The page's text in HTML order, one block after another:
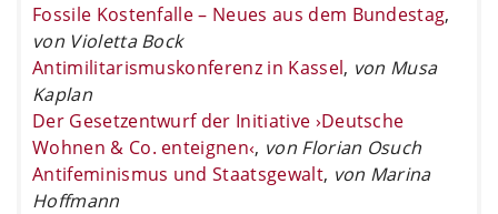
Fossile Kostenfalle – Neues aus dem Bundestag,
von Violetta Bock
Antimilitarismuskonferenz in Kassel, von Musa
Kaplan
Der Gesetzentwurf der Initiative ›Deutsche
Wohnen & Co. enteignen‹, von Florian Osuch
Antifeminismus und Staatsgewalt, von Marina
Hoffmann